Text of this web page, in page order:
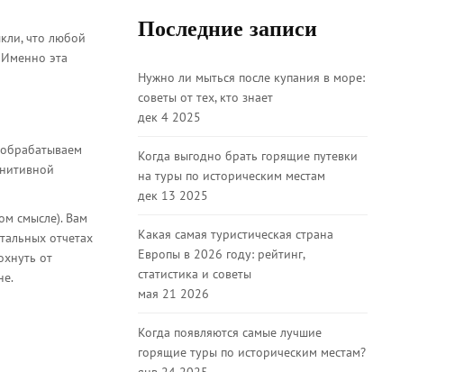
что любой
эта
смысле). Вам
отчетах
от
Последние записи
Нужно ли мыться после купания в море:
советы от тех, кто знает
дек 4 2025
Когда выгодно брать горящие путевки
на туры по историческим местам
дек 13 2025
Какая самая туристическая страна
Европы в 2026 году: рейтинг,
статистика и советы
мая 21 2026
Когда появляются самые лучшие
горящие туры по историческим местам?